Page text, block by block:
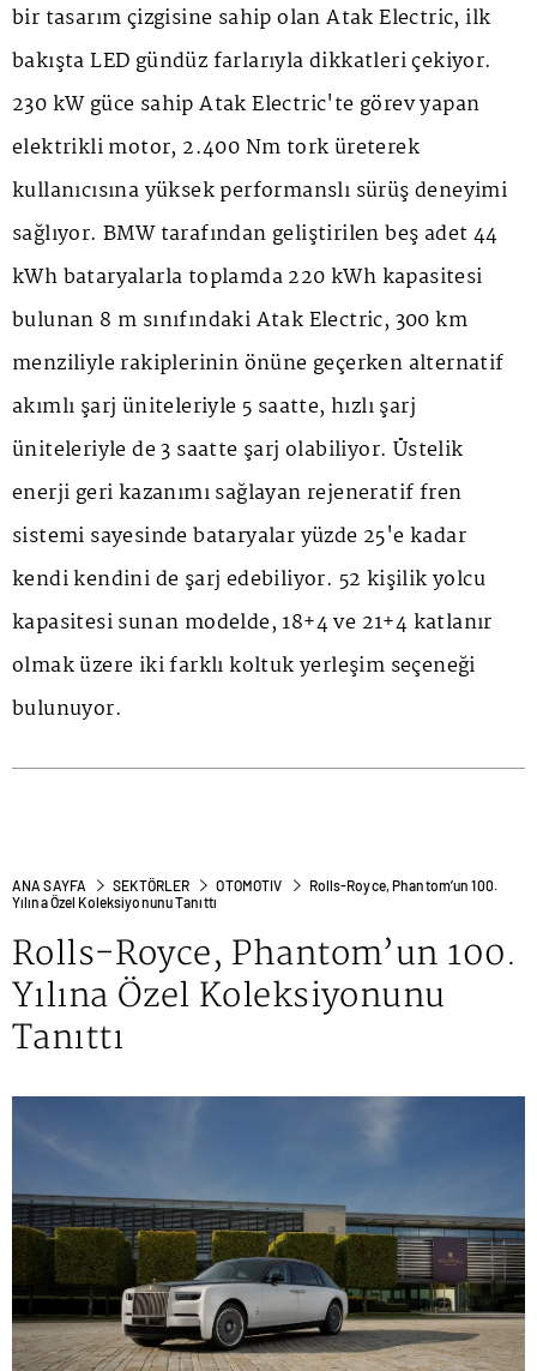
bir tasarım çizgisine sahip olan Atak Electric, ilk
bakışta LED gündüz farlarıyla dikkatleri çekiyor.
230 kW güce sahip Atak Electric'te görev yapan
elektrikli motor, 2.400 Nm tork üreterek
kullanıcısına yüksek performanslı sürüş deneyimi
sağlıyor. BMW tarafından geliştirilen beş adet 44
kWh bataryalarla toplamda 220 kWh kapasitesi
bulunan 8 m sınıfındaki Atak Electric, 300 km
menziliyle rakiplerinin önüne geçerken alternatif
akımlı şarj üniteleriyle 5 saatte, hızlı şarj
üniteleriyle de 3 saatte şarj olabiliyor. Üstelik
enerji geri kazanımı sağlayan rejeneratif fren
sistemi sayesinde bataryalar yüzde 25'e kadar
kendi kendini de şarj edebiliyor. 52 kişilik yolcu
kapasitesi sunan modelde, 18+4 ve 21+4 katlanır
olmak üzere iki farklı koltuk yerleşim seçeneği
bulunuyor.
ANA SAYFA SEKTÖRLER OTOMOTIV
Rolls-Royce, Phantom’un 100.
Yılına Özel Koleksiyonunu Tanıttı
Rolls-Royce, Phantom’un 100.
Yılına Özel Koleksiyonunu
Tanıttı